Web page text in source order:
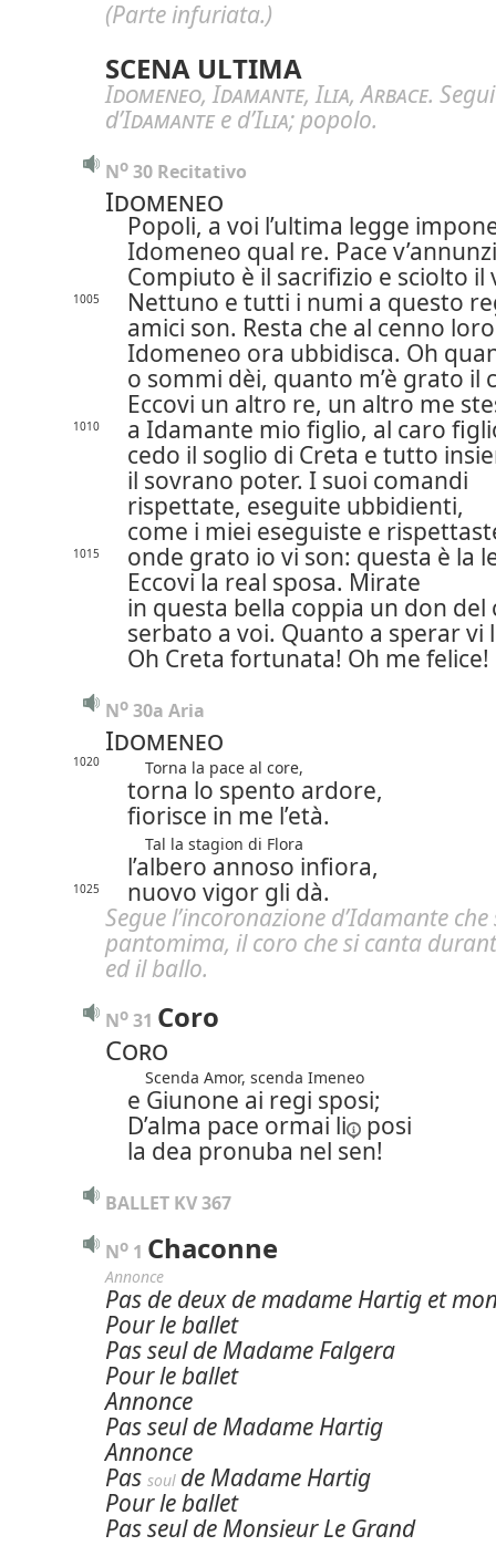
(Parte infuriata.)
SCENA ULTIMA
Idomeneo,Idamante,Ilia,Arbace.
d’Idamante e d’Ilia; popolo.
No 30 Recitativo
Idomeneo
Popoli, a voi l’ultima legge
Idomeneo qual re. Pace
Compiuto è il sacrifizio e sciolto il
1005
Nettuno e tutti i numi a questo
amici son. Resta che al cenno loro
Idomeneo ora ubbidisca. Oh
o sommi dèi, quanto m’è grato il
Eccovi un altro re, un altro me
1010
a Idamante mio figlio, al caro
cedo il soglio di Creta e tutto
il sovrano poter. I suoi comandi
rispettate, eseguite ubbidienti,
come i miei eseguiste e
1015
onde grato io vi son: questa è la
Eccovi la real sposa. Mirate
in questa bella coppia un don del
serbato a voi. Quanto a sperar vi
Oh Creta fortunata! Oh me felice!
No 30a Aria
Idomeneo
1020 Torna la pace al core,
torna lo spento ardore,
fiorisce in me l’età.
Tal la stagion di Flora
l’albero annoso infiora,
1025
nuovo vigor gli dà.
Segue l’incoronazione d’Idamante che
pantomima, il coro che si canta
ed il ballo.
No 31 Coro
Coro
Scenda Amor, scenda Imeneo
e Giunone ai regi sposi;
D’alma pace ormai li
posi
la dea pronuba nel sen!
BALLET KV 367
No 1 Chaconne
Annonce
Pas de deux de madame Hartig et
Pour le ballet
Pas seul de Madame Falgera
Pour le ballet
Annonce
Pas seul de Madame Hartig
Annonce
Pas soul de Madame Hartig
Pour le ballet
Pas seul de Monsieur Le Grand